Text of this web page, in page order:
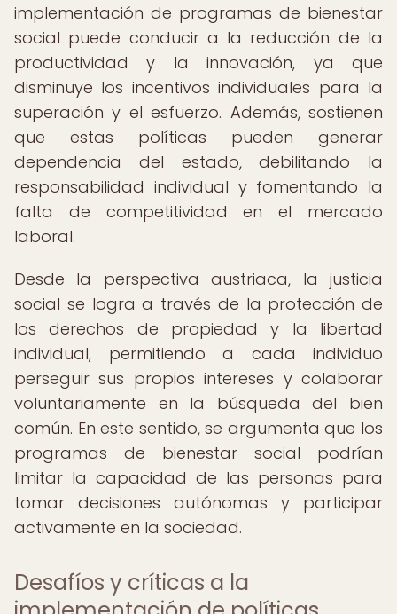
implementación de programas de bienestar
social puede conducir a la reducción de la
productividad y la innovación, ya que
disminuye los incentivos individuales para la
superación y el esfuerzo. Además, sostienen
que estas políticas pueden generar
dependencia del estado, debilitando la
responsabilidad individual y fomentando la
falta de competitividad en el mercado
laboral.
Desde la perspectiva austriaca, la justicia
social se logra a través de la protección de
los derechos de propiedad y la libertad
individual, permitiendo a cada individuo
perseguir sus propios intereses y colaborar
voluntariamente en la búsqueda del bien
común. En este sentido, se argumenta que los
programas de bienestar social podrían
limitar la capacidad de las personas para
tomar decisiones autónomas y participar
activamente en la sociedad.
Desafíos y críticas a la